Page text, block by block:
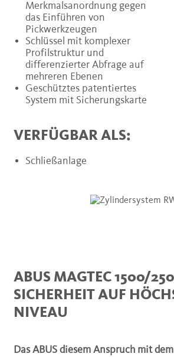
Merkmalsanordnung gegen
das Einführen von
Pickwerkzeugen
Schlüssel mit komplexer
Profilstruktur und
differenzierter Abfrage auf
mehreren Ebenen
Geschütztes patentiertes
System mit Sicherungskarte
VERFÜGBAR ALS:
Schließanlage
ABUS MAGTEC 1500/
SICHERHEIT AUF
NIVEAU
Das ABUS diesem Anspruch mit